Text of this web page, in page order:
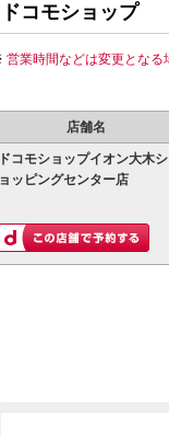
ドコモショップ
営業時間などは変更となる
店舗名
ドコモショップイオン大木シ
ョッピングセンター店